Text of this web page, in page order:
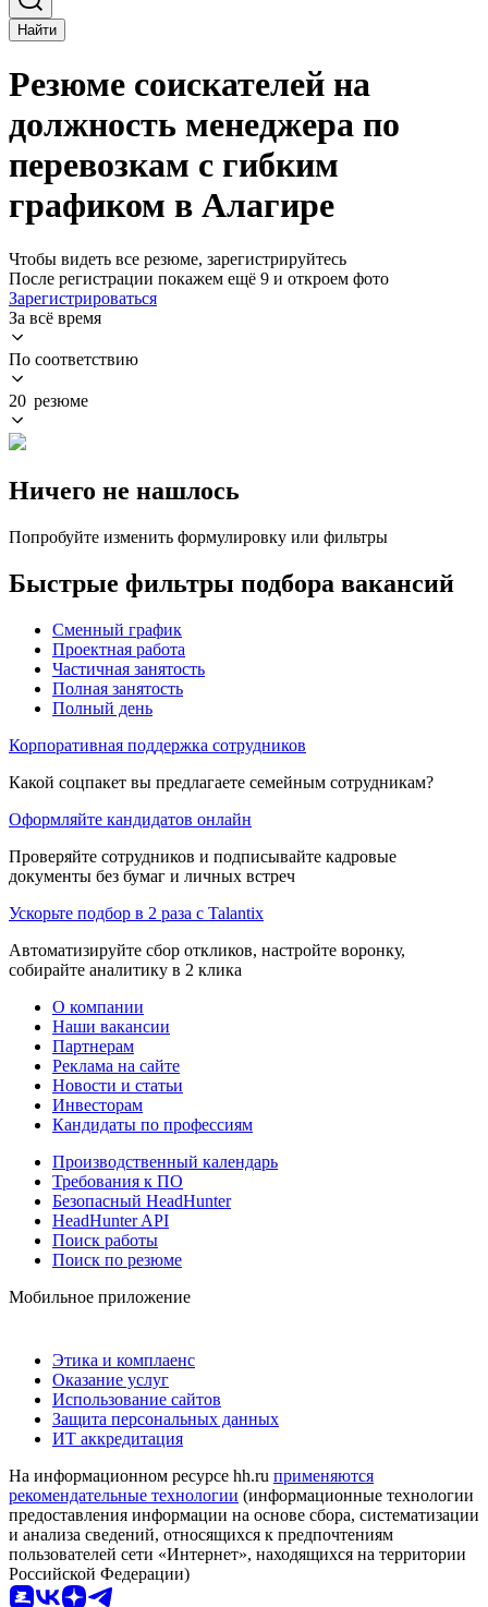
Найти
Резюме соискателей на
должность менеджера по
перевозкам с гибким
графиком в Алагире
Чтобы видеть все резюме, зарегистрируйтесь
После регистрации покажем ещё 9 и откроем фото
Зарегистрироваться
За всё время
По соответствию
20 резюме
Ничего не нашлось
Попробуйте изменить формулировку или фильтры
Быстрые фильтры подбора вакансий
Сменный график
Проектная работа
Частичная занятость
Полная занятость
Полный день
Корпоративная поддержка сотрудников
Какой соцпакет вы предлагаете семейным сотрудникам?
Оформляйте кандидатов онлайн
Проверяйте сотрудников и подписывайте кадровые
документы без бумаг и личных встреч
Ускорьте подбор в 2 раза с Talantix
Автоматизируйте сбор откликов, настройте воронку,
собирайте аналитику в 2 клика
О компании
Наши вакансии
Партнерам
Реклама на сайте
Новости и статьи
Инвесторам
Кандидаты по профессиям
Производственный календарь
Требования к ПО
Безопасный HeadHunter
HeadHunter API
Поиск работы
Поиск по резюме
Мобильное приложение
Этика и комплаенс
Оказание услуг
Использование сайтов
Защита персональных данных
ИТ аккредитация
На информационном ресурсе hh.ru применяются
рекомендательные технологии (информационные технологии
предоставления информации на основе сбора, систематизации
и анализа сведений, относящихся к предпочтениям
пользователей сети «Интернет», находящихся на территории
Российской Федерации)